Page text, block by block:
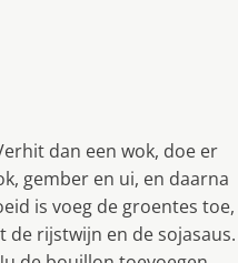
dan een wok, doe er
gember en ui, en daarna
is voeg de groentes toe,
de rijstwijn en de sojasaus.